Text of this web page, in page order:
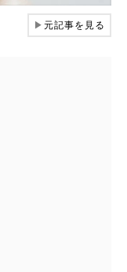
▶元記事を見る